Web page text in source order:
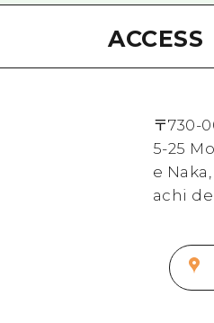
ACCESS
〒730-
5-25
e
achi